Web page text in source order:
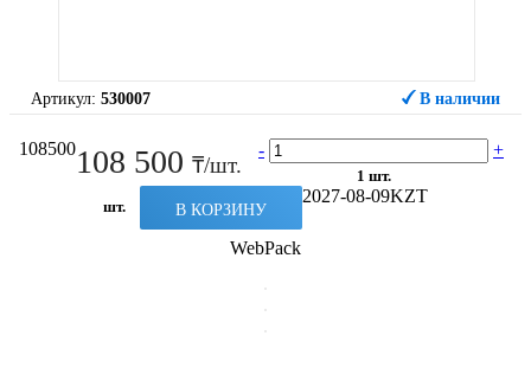
Артикул: 530007 В наличии
108500108 500 ₸/шт.
- +
1 шт.
шт.
В КОРЗИНУ
2027-08-09KZT
WebPack